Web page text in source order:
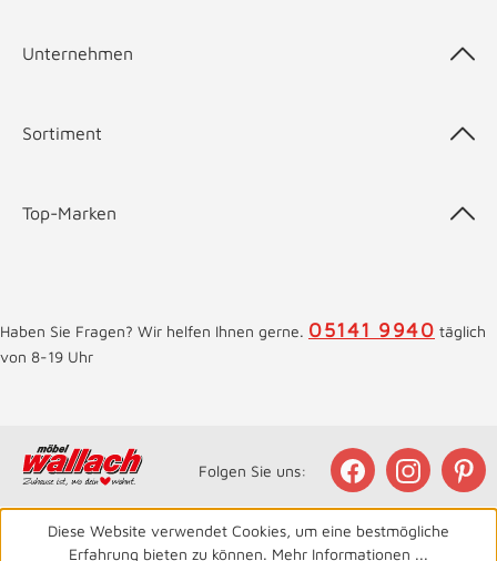
Unternehmen
Sortiment
Top-Marken
Haben Sie Fragen? Wir helfen Ihnen gerne. 05141 9940 täglich
von 8-19 Uhr
Folgen Sie uns:
Diese Website verwendet Cookies, um eine bestmögliche
Erfahrung bieten zu können. Mehr Informationen ...